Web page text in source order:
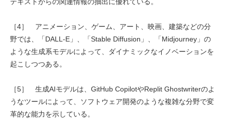
［4］ アニメーション、ゲーム、アート、映画、建築などの分
野では、「DALL-E」、「Stable Diffusion」、「Midjourney」の
ような生成系モデルによって、ダイナミックなイノベーションを
起こしつつある。
［5］ 生成AIモデルは、GitHub CopilotやReplit Ghostwriterのよ
うなツールによって、ソフトウェア開発のような複雑な分野で変
革的な能力を示している。